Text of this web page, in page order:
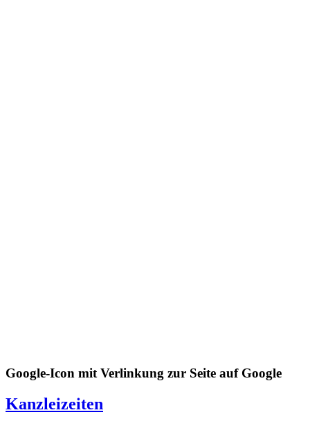
Google-Icon mit Verlinkung zur Seite auf Google
Kanzleizeiten